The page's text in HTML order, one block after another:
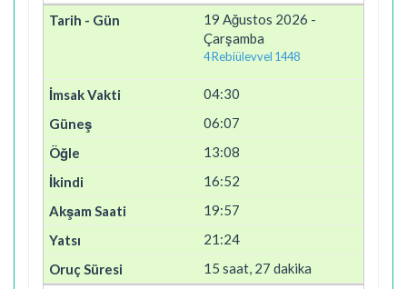
19 Ağustos 2026 -
Çarşamba
4 Rebiülevvel 1448
04:30
06:07
13:08
16:52
19:57
21:24
15 saat, 27 dakika